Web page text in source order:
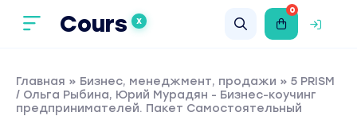
Cours X
0
Главная » Бизнес, менеджмент, продажи » 5 PRISM
/ Ольга Рыбина, Юрий Мурадян - Бизнес-коучинг
предпринимателей. Пакет Самостоятельный